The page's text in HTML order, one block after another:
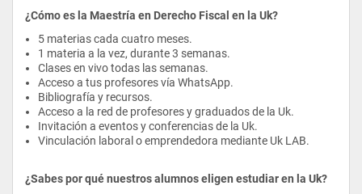
¿Cómo es la Maestría en Derecho Fiscal en la Uk?
5 materias cada cuatro meses.
1 materia a la vez, durante 3 semanas.
Clases en vivo todas las semanas.
Acceso a tus profesores vía WhatsApp.
Bibliografía y recursos.
Acceso a la red de profesores y graduados de la Uk.
Invitación a eventos y conferencias de la Uk.
Vinculación laboral o emprendedora mediante Uk LAB.
¿Sabes por qué nuestros alumnos eligen estudiar en la Uk?